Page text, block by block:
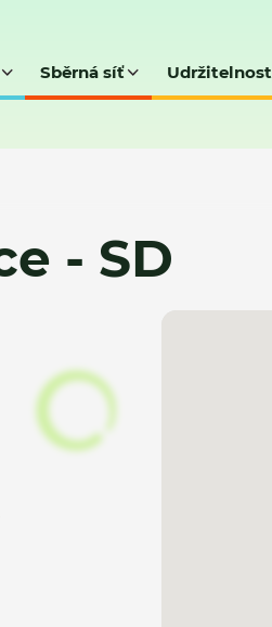
Sběrná síť Udržitelnost
- SD